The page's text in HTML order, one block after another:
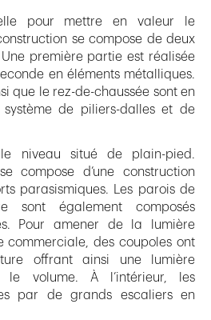
pour mettre en valeur le
se compose de deux
première partie est réalisée
en éléments métalliques.
que le rez-de-chaussée sont en
de piliers-dalles et de
niveau situé de plain-pied.
compose d’une construction
parasismiques. Les parois de
sont également composés
Pour amener de la lumière
commerciale, des coupoles ont
offrant ainsi une lumière
le volume. À l’intérieur, les
par de grands escaliers en